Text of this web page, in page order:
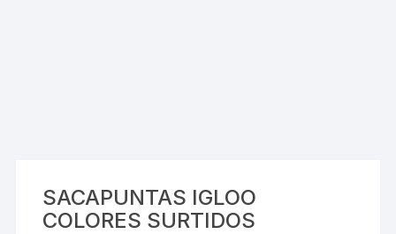
SACAPUNTAS IGLOO
COLORES SURTIDOS